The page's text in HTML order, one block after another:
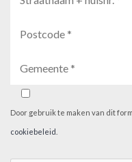
Door gebruik te maken van dit
cookiebeleid